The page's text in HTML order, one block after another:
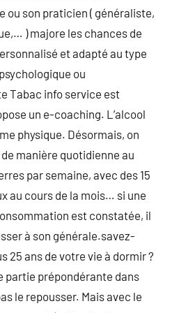
ou son praticien ( généraliste,
) majore les chances de
et adapté au type
ou
Tabac info service est
un e-coaching. L’alcool
physique. Désormais, on
manière quotidienne au
par semaine, avec des 15
au cours de la mois… si une
est constatée, il
à son générale.savez-
25 ans de votre vie à dormir ?
partie prépondérante dans
le repousser. Mais avec le